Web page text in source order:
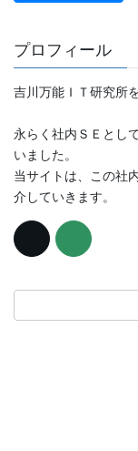
プロフィール
吉川万能ＩＴ研究所
永らく社内ＳＥとし
いました。
当サイトは、この社
介していきます。